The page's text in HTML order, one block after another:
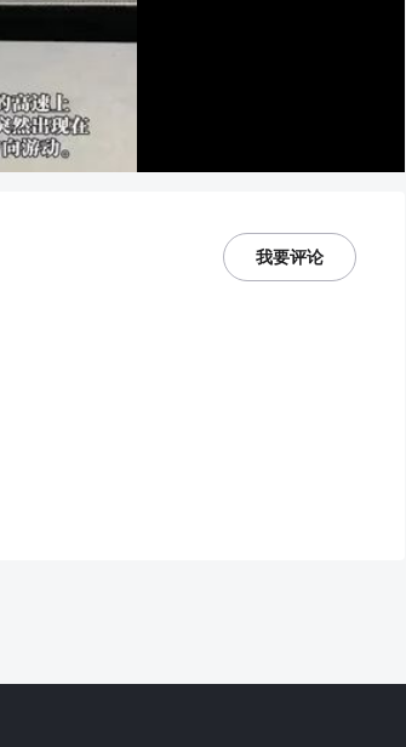
我要评论